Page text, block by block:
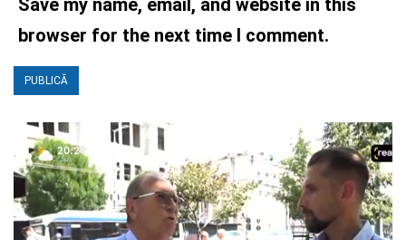
browser for the next time I comment.